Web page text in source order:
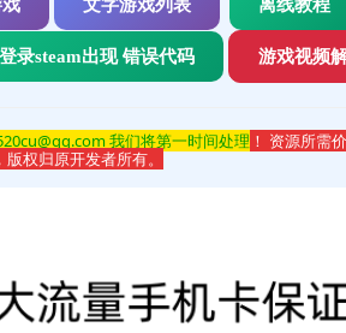
文字游戏列表 离线教程
登录steam出现 错误代码 游戏视频
我们将第一时间处理 ！ 资源所需
权归原开发者所有。